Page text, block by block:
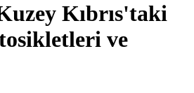
Kıbrıs'taki
ve